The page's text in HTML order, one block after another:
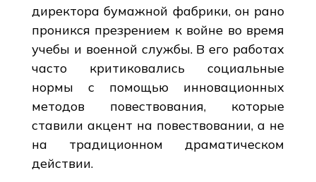
директора бумажной фабрики, он рано
проникся презрением к войне во время
учебы и военной службы. В его работах
часто критиковались социальные
нормы с помощью инновационных
методов повествования, которые
ставили акцент на повествовании, а не
на традиционном драматическом
действии.